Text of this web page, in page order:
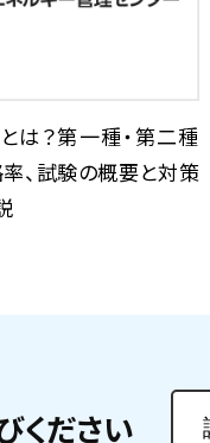
は？第一種・第二種
、試験の概要と対策
ください